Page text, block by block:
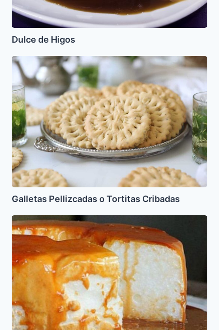
Dulce de Higos
Galletas
Pellizcadas
o
Tortitas
Cribadas
Galletas Pellizcadas o Tortitas Cribadas
Isla
Flotante